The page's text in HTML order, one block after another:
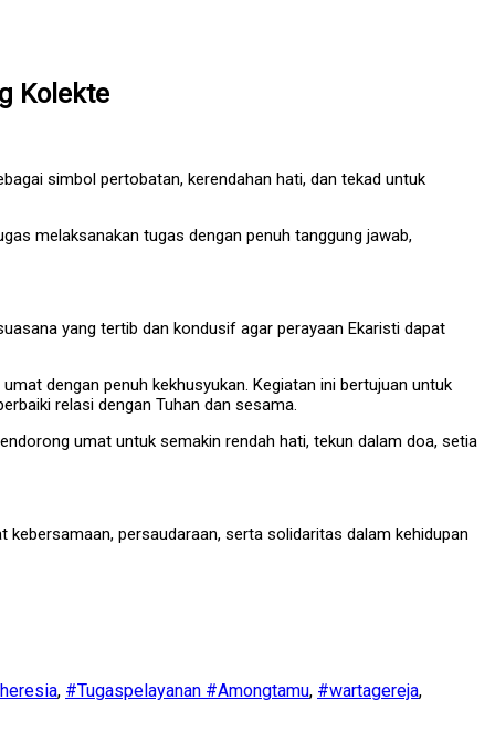
Kolekte
simbol pertobatan, kerendahan hati, dan tekad untuk
melaksanakan tugas dengan penuh tanggung jawab,
yang tertib dan kondusif agar perayaan Ekaristi dapat
dengan penuh kekhusyukan. Kegiatan ini bertujuan untuk
relasi dengan Tuhan dan sesama.
umat untuk semakin rendah hati, tekun dalam doa, setia
persaudaraan, serta solidaritas dalam kehidupan
, #Tugaspelayanan #Amongtamu, #wartagereja,